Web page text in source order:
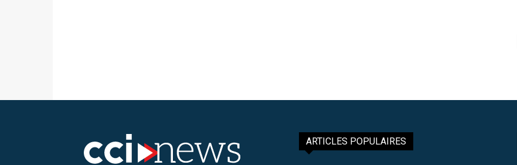
ARTICLES POPULAIRES